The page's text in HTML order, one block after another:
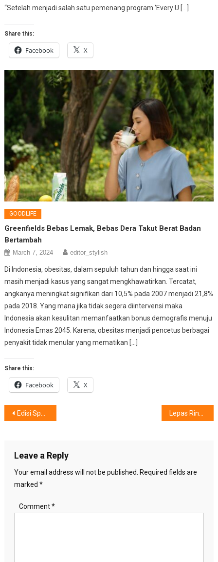
“Setelah menjadi salah satu pemenang program ‘Every U […]
Share this:
Facebook X
GOODLIFE
Greenfields Bebas Lemak, Bebas Dera Takut Berat Badan
Bertambah
March 7, 2024 editor_stylish
Di Indonesia, obesitas, dalam sepuluh tahun dan hingga saat ini
masih menjadi kasus yang sangat mengkhawatirkan. Tercatat,
angkanya meningkat signifikan dari 10,5% pada 2007 menjadi 21,8%
pada 2018. Yang mana jika tidak segera diintervensi maka
Indonesia akan kesulitan memanfaatkan bonus demografis menuju
Indonesia Emas 2045. Karena, obesitas menjadi pencetus berbagai
penyakit tidak menular yang mematikan […]
Share this:
Facebook X
Post
Edisi Spesial Merah Putih : #MerdekakanSenyum Keluarga Indonesia
Leave a Reply
Your email address will not be published.
Required fields are
marked *
Comment*